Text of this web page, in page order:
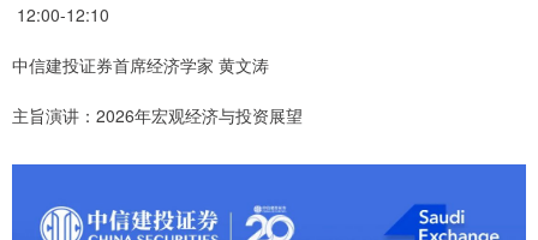
12:00-12:10
中信建投证券首席经济学家 黄文涛
主旨演讲：2026年宏观经济与投资展望